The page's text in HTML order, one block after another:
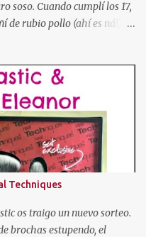
soso. Cuando cumplí los 17,
de rubio pollo (ahí es ná!).
dorito, pelirrojo, granate,
colores, con las puntas más
Hasta que cansada de
volver a dejármelo crecer
he dicho al principio, mi
que hacer. Entonces
Soleil" de Garnier.
y poco a poco fue
años dejé de en...
Techniques
os traigo un nuevo sorteo.
brochas estupendo, el